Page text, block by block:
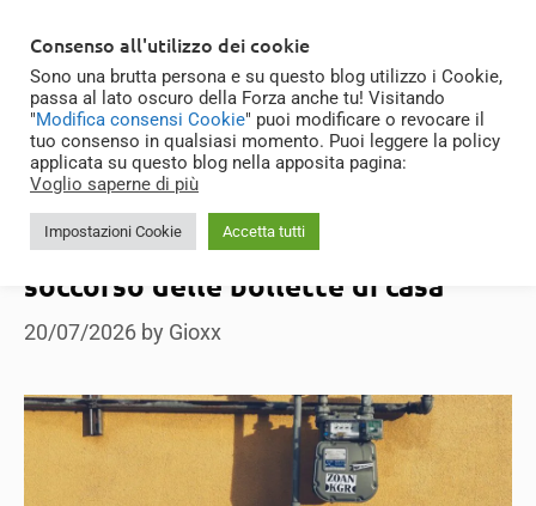
content
Telegram
Billoo e OctoTracker: tecnologia in
soccorso delle bollette di casa
20/07/2026 by Gioxx
Consenso all'utilizzo dei cookie
Sono una brutta persona e su questo blog utilizzo i Cookie,
passa al lato oscuro della Forza anche tu! Visitando
"Modifica consensi Cookie" puoi modificare o revocare il
tuo consenso in qualsiasi momento. Puoi leggere la policy
applicata su questo blog nella apposita pagina:
Voglio saperne di più
Impostazioni Cookie Accetta tutti